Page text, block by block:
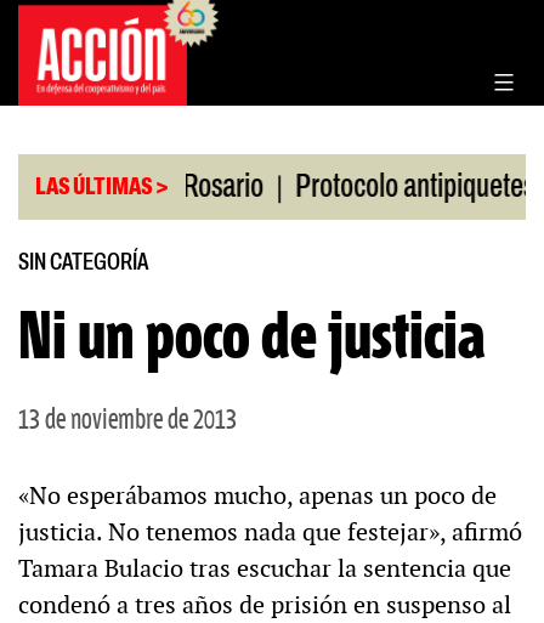
Saltar
contenido
LAS ÚLTIMAS >
la Bolsa de Rosario | Protocolo antipiquetes |
SIN CATEGORÍA
Ni un poco de justicia
13 de noviembre de 2013
«No esperábamos mucho, apenas un poco de
justicia. No tenemos nada que festejar», afirmó
Tamara Bulacio tras escuchar la sentencia que
condenó a tres años de prisión en suspenso al